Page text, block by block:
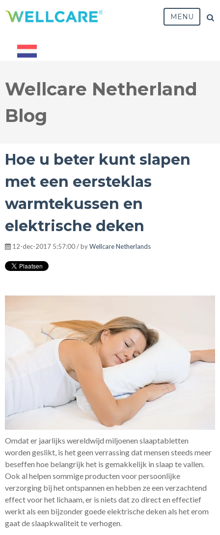
MENU
Wellcare Netherland
Blog
Hoe u beter kunt slapen
met een eersteklas
warmtekussen en
elektrische deken
12-dec-2017 5:57:00 / byWellcare Netherlands
Omdat er jaarlijks wereldwijd miljoenen slaaptabletten
worden geslikt, is het geen verrassing dat mensen steeds meer
beseffen hoe belangrijk het is gemakkelijk in slaap te vallen.
Ook al helpen sommige producten voor persoonlijke
verzorging bij het ontspannen en hebben ze een verzachtend
effect voor het lichaam, er is niets dat zo direct en effectief
werkt als een bijzonder goede elektrische deken als het erom
gaat de slaapkwaliteit te verhogen.